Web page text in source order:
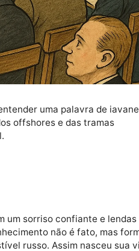
sem entender uma
diesel.